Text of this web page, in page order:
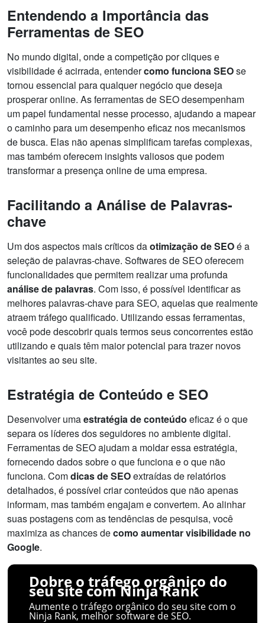
Entendendo a Importância das
Ferramentas de SEO
No mundo digital, onde a competição por cliques e
visibilidade é acirrada, entendercomo funciona SEOse
tornou essencial para qualquer negócio que deseja
prosperar online. As ferramentas de SEO desempenham
um papel fundamental nesse processo, ajudando a mapear
o caminho para um desempenho eficaz nos mecanismos
de busca. Elas não apenas simplificam tarefas complexas,
mas também oferecem insights valiosos que podem
transformar a presença online de uma empresa.
Facilitando a Análise de Palavras-
chave
Um dos aspectos mais críticos daotimização de SEOé a
seleção de palavras-chave. Softwares de SEO oferecem
funcionalidades que permitem realizar uma profunda
análise de palavras. Com isso, é possível identificar as
melhores palavras-chave para SEO, aquelas que realmente
atraem tráfego qualificado. Utilizando essas ferramentas,
você pode descobrir quais termos seus concorrentes estão
utilizando e quais têm maior potencial para trazer novos
visitantes ao seu site.
Estratégia de Conteúdo e SEO
Desenvolver umaestratégia de conteúdo eficaz é o que
separa os líderes dos seguidores no ambiente digital.
Ferramentas de SEO ajudam a moldar essa estratégia,
fornecendo dados sobre o que funciona e o que não
funciona. Comdicas de SEOextraídas de relatórios
detalhados, é possível criar conteúdos que não apenas
informam, mas também engajam e convertem. Ao alinhar
suas postagens com as tendências de pesquisa, você
maximiza as chances decomo aumentar visibilidade no
Google.
Dobre o tráfego orgânico do
seu site com Ninja Rank
Aumente o tráfego orgânico do seu site com o
Ninja Rank, melhor software de SEO.